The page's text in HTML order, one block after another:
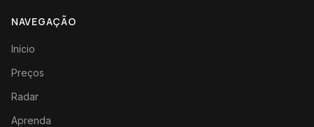
NAVEGAÇÃO
Início
Preços
Radar
Aprenda